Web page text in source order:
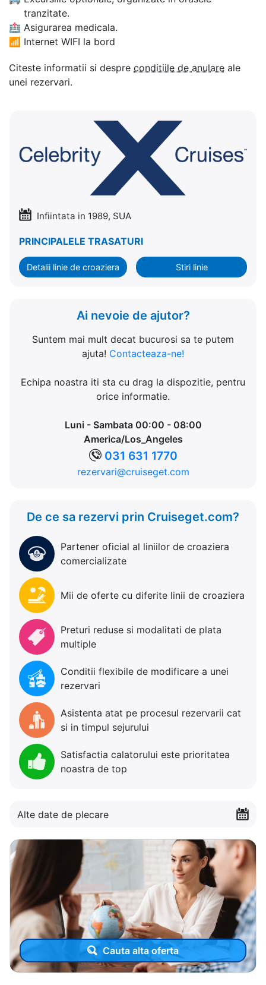
tranzitate.
🏥 Asigurarea medicala.
📶 Internet WIFI la bord
Citeste informatii si despre conditiile de anulare ale
unei rezervari.
Infiintata in 1989, SUA
PRINCIPALELE TRASATURI
Detalii linie de croaziera Stiri linie
Ai nevoie de ajutor?
Suntem mai mult decat bucurosi sa te putem
ajuta! Contacteaza-ne!
Echipa noastra iti sta cu drag la dispozitie, pentru
orice informatie.
Luni - Sambata 00:00 - 08:00
America/Los_Angeles
031 631 1770
rezervari@cruiseget.com
De ce sa rezervi prin Cruiseget.com?
Partener oficial al liniilor de croaziera
comercializate
Mii de oferte cu diferite linii de croaziera
Preturi reduse si modalitati de plata
multiple
Conditii flexibile de modificare a unei
rezervari
Asistenta atat pe procesul rezervarii cat
si in timpul sejurului
Satisfactia calatorului este prioritatea
noastra de top
Alte date de plecare
Cauta alta oferta